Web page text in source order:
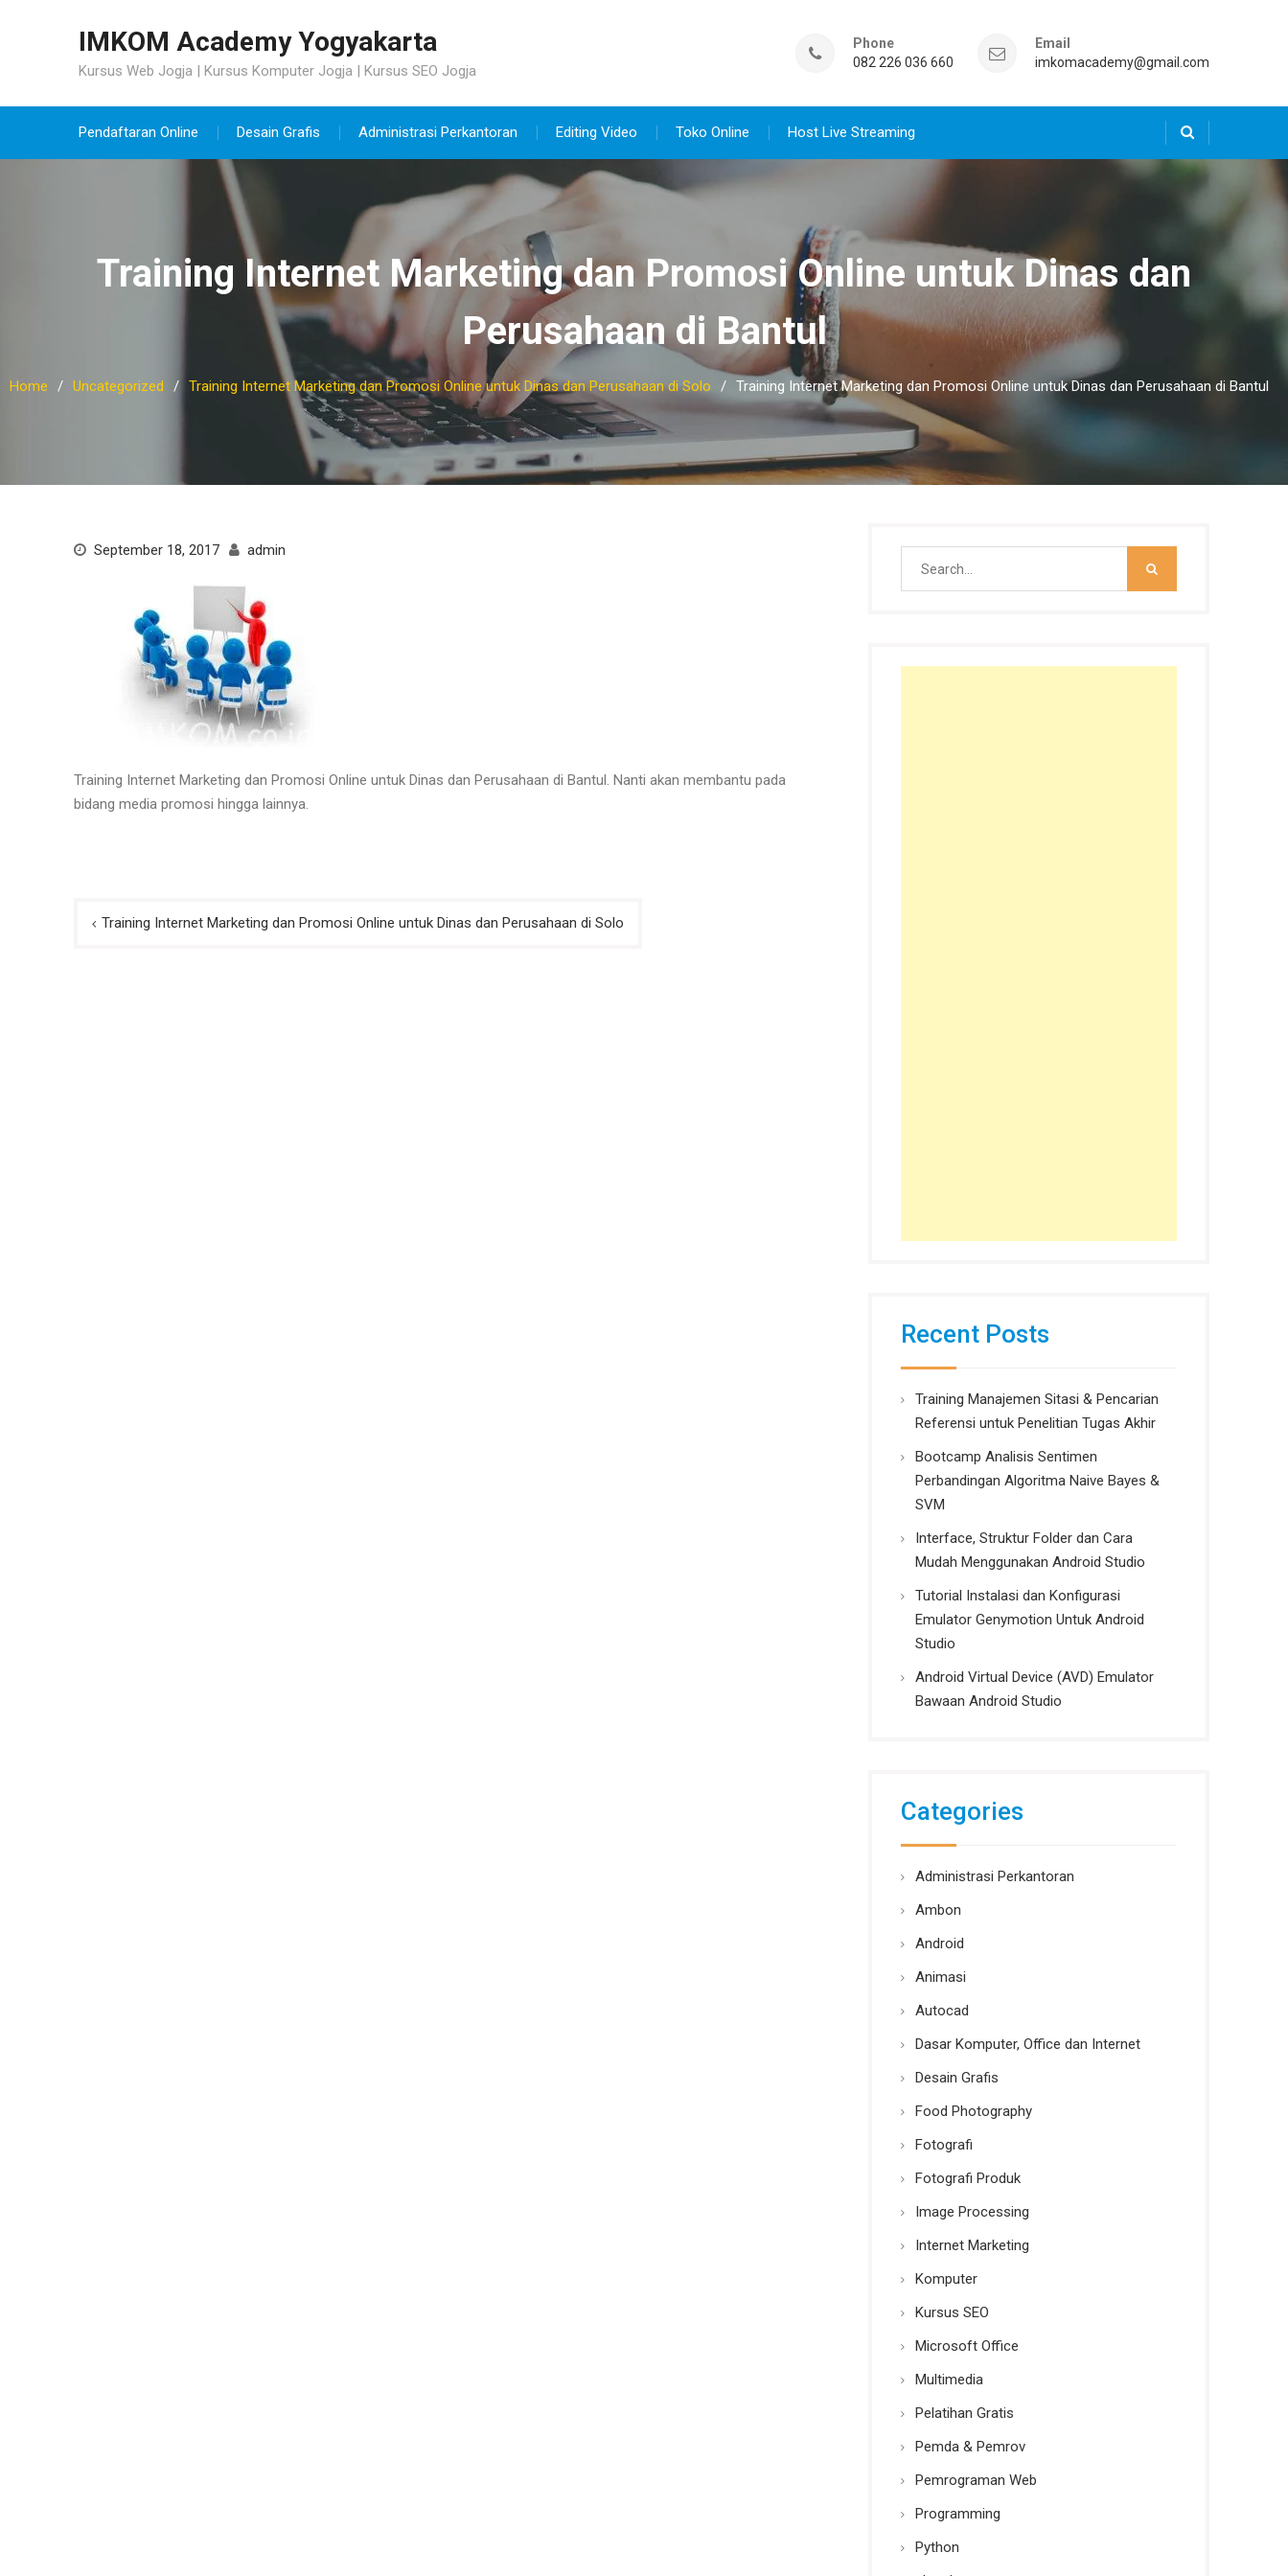
IMKOM Academy Yogyakarta
Kursus Web Jogja | Kursus Komputer Jogja | Kursus SEO Jogja
Phone
082 226 036 660
Email
imkomacademy@gmail.com
Pendaftaran Online Desain Grafis Administrasi Perkantoran Editing Video Toko Online Host Live Streaming
Training Internet Marketing dan Promosi Online untuk Dinas dan
Perusahaan di Bantul
Home Uncategorized Training Internet Marketing dan Promosi Online untuk Dinas dan Perusahaan di Solo Training Internet Marketing dan Promosi Online untuk Dinas dan Perusahaan di Bantul
September 18, 2017 admin
Training Internet Marketing dan Promosi Online untuk Dinas dan Perusahaan di Bantul. Nanti akan membantu pada
bidang media promosi hingga lainnya.
Post
Training Internet Marketing dan Promosi Online untuk Dinas dan Perusahaan di Solo
Recent Posts
Training Manajemen Sitasi & Pencarian
Referensi untuk Penelitian Tugas Akhir
Bootcamp Analisis Sentimen
Perbandingan Algoritma Naive Bayes &
SVM
Interface, Struktur Folder dan Cara
Mudah Menggunakan Android Studio
Tutorial Instalasi dan Konfigurasi
Emulator Genymotion Untuk Android
Studio
Android Virtual Device (AVD) Emulator
Bawaan Android Studio
Categories
Administrasi Perkantoran
Ambon
Android
Animasi
Autocad
Dasar Komputer, Office dan Internet
Desain Grafis
Food Photography
Fotografi
Fotografi Produk
Image Processing
Internet Marketing
Komputer
Kursus SEO
Microsoft Office
Multimedia
Pelatihan Gratis
Pemda & Pemrov
Pemrograman Web
Programming
Python